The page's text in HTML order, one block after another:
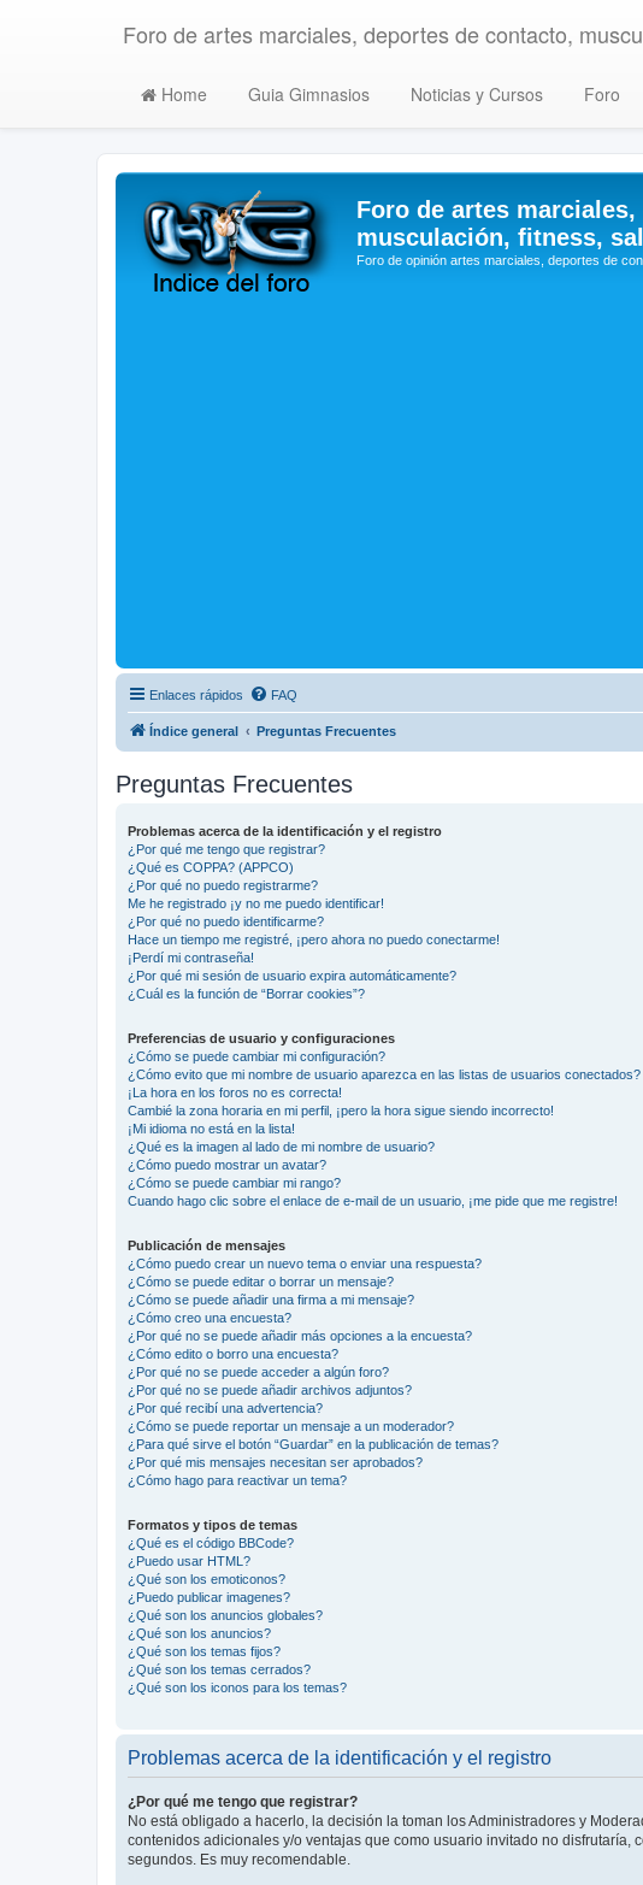
Foro de artes marciales, deportes de contacto,
Home Guia Gimnasios Noticias y Cursos Foro
Foro de artes
musculación, fitness,
Foro de opinión artes marciales, deportes de
Enlaces rápidos FAQ
Índice general Preguntas Frecuentes
Preguntas Frecuentes
Problemas acerca de la identificación y el registro
¿Por qué me tengo que registrar?
¿Qué es COPPA? (APPCO)
¿Por qué no puedo registrarme?
Me he registrado ¡y no me puedo identificar!
¿Por qué no puedo identificarme?
Hace un tiempo me registré, ¡pero ahora no puedo conectarme!
¡Perdí mi contraseña!
¿Por qué mi sesión de usuario expira automáticamente?
¿Cuál es la función de “Borrar cookies”?
Preferencias de usuario y configuraciones
¿Cómo se puede cambiar mi configuración?
¿Cómo evito que mi nombre de usuario aparezca en las listas de usuarios conectados?
¡La hora en los foros no es correcta!
Cambié la zona horaria en mi perfil, ¡pero la hora sigue siendo incorrecto!
¡Mi idioma no está en la lista!
¿Qué es la imagen al lado de mi nombre de usuario?
¿Cómo puedo mostrar un avatar?
¿Cómo se puede cambiar mi rango?
Cuando hago clic sobre el enlace de e-mail de un usuario, ¡me pide que me registre!
Publicación de mensajes
¿Cómo puedo crear un nuevo tema o enviar una respuesta?
¿Cómo se puede editar o borrar un mensaje?
¿Cómo se puede añadir una firma a mi mensaje?
¿Cómo creo una encuesta?
¿Por qué no se puede añadir más opciones a la encuesta?
¿Cómo edito o borro una encuesta?
¿Por qué no se puede acceder a algún foro?
¿Por qué no se puede añadir archivos adjuntos?
¿Por qué recibí una advertencia?
¿Cómo se puede reportar un mensaje a un moderador?
¿Para qué sirve el botón “Guardar” en la publicación de temas?
¿Por qué mis mensajes necesitan ser aprobados?
¿Cómo hago para reactivar un tema?
Formatos y tipos de temas
¿Qué es el código BBCode?
¿Puedo usar HTML?
¿Qué son los emoticonos?
¿Puedo publicar imagenes?
¿Qué son los anuncios globales?
¿Qué son los anuncios?
¿Qué son los temas fijos?
¿Qué son los temas cerrados?
¿Qué son los iconos para los temas?
Problemas acerca de la identificación y el registro
¿Por qué me tengo que registrar?
No está obligado a hacerlo, la decisión la toman los Administradores y
contenidos adicionales y/o ventajas que como usuario invitado no
segundos. Es muy recomendable.